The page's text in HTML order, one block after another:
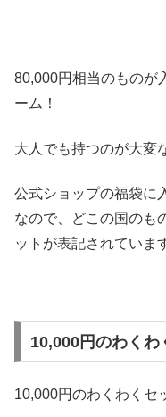
80,000円相当のものが
ーム！
大人でも持つのが大変
公式ショップの福袋に
なので、どこの国のも
ットが表記されていま
10,000円のわくわ
10,000円のわくわくセ